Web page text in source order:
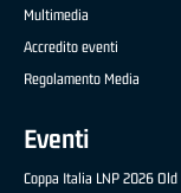
Multimedia
Accredito eventi
Regolamento Media
Eventi
Coppa Italia LNP 2026